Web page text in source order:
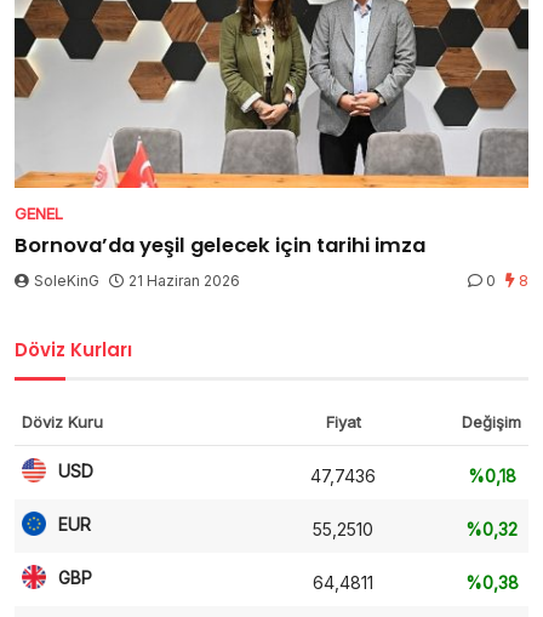
GENEL
Bornova’da yeşil gelecek için tarihi imza
SoleKinG 21 Haziran 2026 0 8
Döviz Kurları
Döviz Kuru Fiyat Değişim
USD 47,7436 %0,18
EUR 55,2510 %0,32
GBP 64,4811 %0,38